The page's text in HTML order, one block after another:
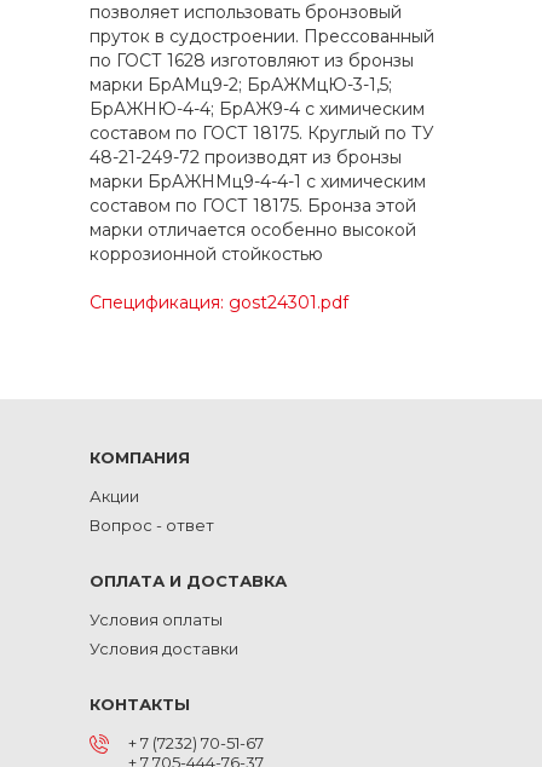
позволяет использовать бронзовый
пруток в судостроении. Прессованный
по ГОСТ 1628 изготовляют из бронзы
марки БрАМц9-2; БрАЖМцЮ-3-1,5;
БрАЖНЮ-4-4; БрАЖ9-4 с химическим
составом по ГОСТ 18175. Круглый по ТУ
48-21-249-72 производят из бронзы
марки БрАЖНМц9-4-4-1 с химическим
составом по ГОСТ 18175. Бронза этой
марки отличается особенно высокой
коррозионной стойкостью
Спецификация: gost24301.pdf
КОМПАНИЯ
Акции
Вопрос - ответ
ОПЛАТА И ДОСТАВКА
Условия оплаты
Условия доставки
КОНТАКТЫ
+ 7 (7232) 70-51-67
+ 7 705-444-76-37